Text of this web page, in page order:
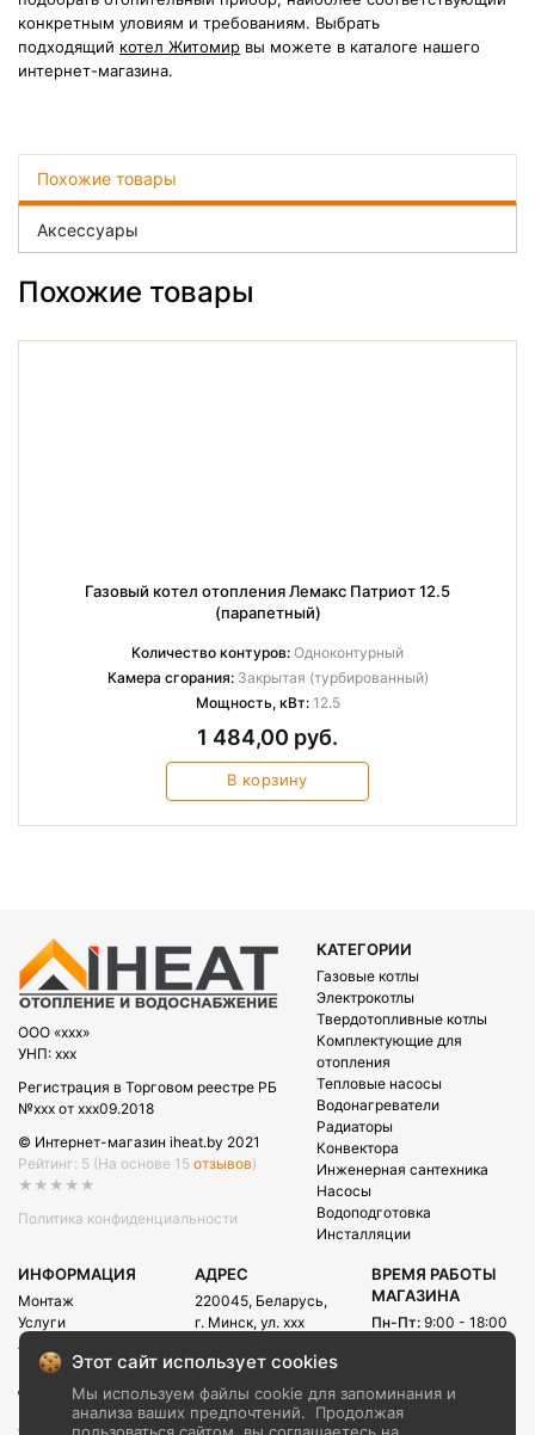
конкретным уловиям и требованиям. Выбрать
подходящий котел Житомир вы можете в каталоге нашего
интернет-магазина.
Похожие товары
Аксессуары
Похожие товары
Газовый котел отопления Лемакс Патриот 12.5
(парапетный)
Количество контуров: Одноконтурный
Камера сгорания:Закрытая (турбированный)
Мощность, кВт:12.5
1 484,00 руб.
В корзину
OOO «xxx»
УНП: xxx
Регистрация в Торговом реестре РБ
№xxx от xxx09.2018
© Интернет-магазин iheat.by 2021
Рейтинг: 5 (На основе 15 отзывов)
★★★★★
Политика конфиденциальности
КАТЕГОРИИ
Газовые котлы
Электрокотлы
Твердотопливные котлы
Комплектующие для
отопления
Тепловые насосы
Водонагреватели
Радиаторы
Конвектора
Инженерная сантехника
Насосы
Водоподготовка
Инсталляции
ИНФОРМАЦИЯ
Монтаж
Услуги
Акции
Рассрочка
Доставка и оплата
О компании
АДРЕС
220045, Беларусь,
г. Минск, ул. xxx
E-mail:
info@iheat.by
ВРЕМЯ РАБОТЫ
МАГАЗИНА
Пн-Пт: 9:00 - 18:00
CALL-ЦЕНТРА
Сб-Вс:
Этот сайт использует cookies
Мы используем файлы cookie для запоминания и
анализа ваших предпочтений.
Продолжая